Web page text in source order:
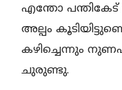
എന്തോ പന്തികേട്
അല്പം
കഴിച്ചെന്നും
ചുരുണ്ടു.